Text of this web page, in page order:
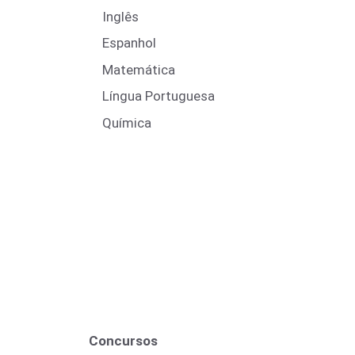
Inglês
Espanhol
Matemática
Língua Portuguesa
Química
Concursos